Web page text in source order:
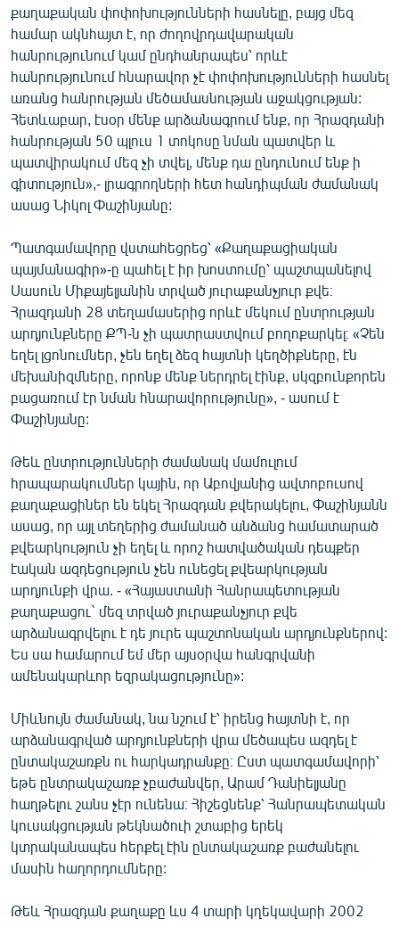
քաղաքական փոփոխությունների հասնելը, բայց մեզ
համար ակնհայտ է, որ ժողովրդավարական
հանրությունում կամ ընդհանրապես՝ որևէ
հանրությունում հնարավոր չէ փոփոխությունների հասնել
առանց հանրության մեծամասնության աջակցության:
Հետևաբար, էսօր մենք արձանագրում ենք, որ Հրազդանի
հանրության 50 պլուս 1 տոկոսը նման պատվեր և
պատվիրակում մեզ չի տվել, մենք դա ընդունում ենք ի
գիտություն»,- լրագրողների հետ հանդիպման ժամանակ
ասաց Նիկոլ Փաշինյանը:
Պատգամավորը վստահեցրեց՝ «Քաղաքացիական
պայմանագիր»-ը պահել է իր խոստումը՝ պաշտպանելով
Սասուն Միքայելյանին տրված յուրաքանչյուր քվե։
Հրազդանի 28 տեղամասերից որևէ մեկում ընտրության
արդյունքները ՔՊ-ն չի պատրաստվում բողոքարկել։ «Չեն
եղել լցոնումներ, չեն եղել ձեզ հայտնի կեղծիքները, էն
մեխանիզմները, որոնք մենք ներդրել էինք, սկզբունքորեն
բացառում էր նման հնարավորությունը», - ասում է
Փաշինյանը:
Թեև ընտրությունների ժամանակ մամուլում
հրապարակումներ կային, որ Աբովյանից ավտոբուսով
քաղաքացիներ են եկել Հրազդան քվերակելու, Փաշինյանն
ասաց, որ այլ տեղերից ժամանած անձանց համատարած
քվեարկություն չի եղել և որոշ հատվածական դեպքեր
էական ազդեցություն չեն ունեցել քվեարկության
արդյունքի վրա. - «Հայաստանի Հանրապետության
քաղաքացու` մեզ տրված յուրաքանչյուր քվե
արձանագրվելու է դե յուրե պաշտոնական արդյունքներով:
Ես սա համարում եմ մեր այսօրվա հանգրվանի
ամենակարևոր եզրակացությունը»:
Միևնույն ժամանակ, նա նշում է՝ իրենց հայտնի է, որ
արձանագրված արդյունքների վրա մեծապես ազդել է
ընտակաշառքն ու հարկադրանքը։ Ըստ պատգամավորի՝
եթե ընտրակաշառք չբաժանվեր, Արամ Դանիելյանը
հաղթելու շանս չէր ունենա։ Հիշեցնենք՝ Հանրապետական
կուսակցության թեկնածուի շտաբից երեկ
կտրականապես հերքել էին ընտակաշառք բաժանելու
մասին հաղորդումները:
Թեև Հրազդան քաղաքը ևս 4 տարի կղեկավարի 2002